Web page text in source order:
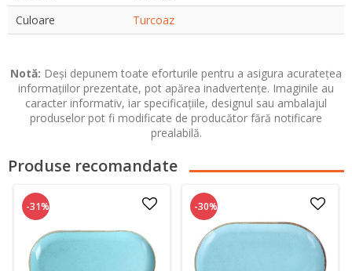
Culoare
Turcoaz
Notă: Deși depunem toate eforturile pentru a asigura acuratețea
informațiilor prezentate, pot apărea inadvertențe. Imaginile au
caracter informativ, iar specificațiile, designul sau ambalajul
produselor pot fi modificate de producător fără notificare
prealabilă.
Produse recomandate
-31% -30%